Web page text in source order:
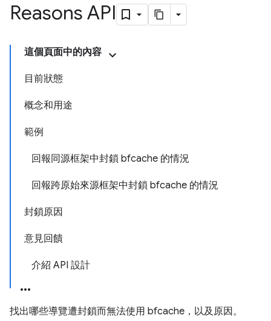
Reasons API
這個頁面中的內容
目前狀態
概念和用途
範例
回報同源框架中封鎖 bfcache 的情況
回報跨原始來源框架中封鎖 bfcache 的情況
封鎖原因
意見回饋
介紹 API 設計
找出哪些導覽遭封鎖而無法使用 bfcache，以及原因。